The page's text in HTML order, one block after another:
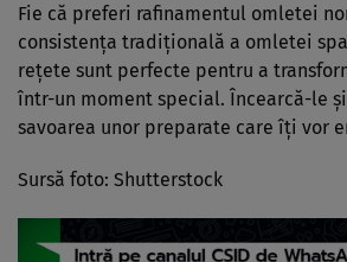
Fie că preferi rafinamentul omletei
consistența tradițională a omletei
rețete sunt perfecte pentru a
într-un moment special. Încearcă-le
savoarea unor preparate care îți vor
Sursă foto: Shutterstock